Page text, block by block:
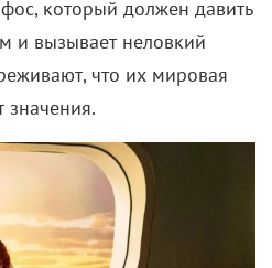
который должен давить
и вызывает неловкий
что их мировая
значения.